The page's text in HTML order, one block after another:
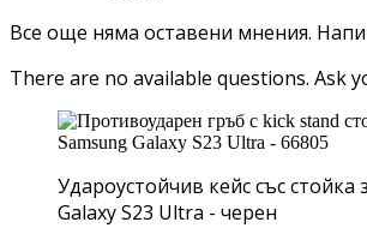
Все още няма оставени мнения.
There are no available questions. Ask
Удароустойчив кейс със стойка
Galaxy S23 Ultra - черен